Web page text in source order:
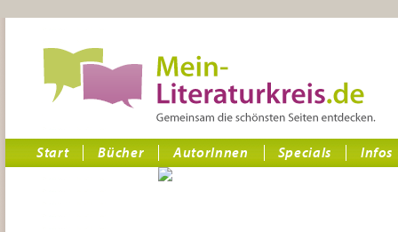
Start Bücher AutorInnen Specials Infos